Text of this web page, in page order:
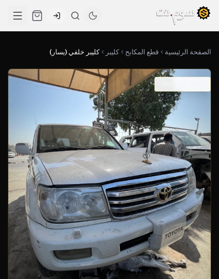
الصفحة الرئيسية قطع المكابح كليبر كليبر خلفي (يسار)